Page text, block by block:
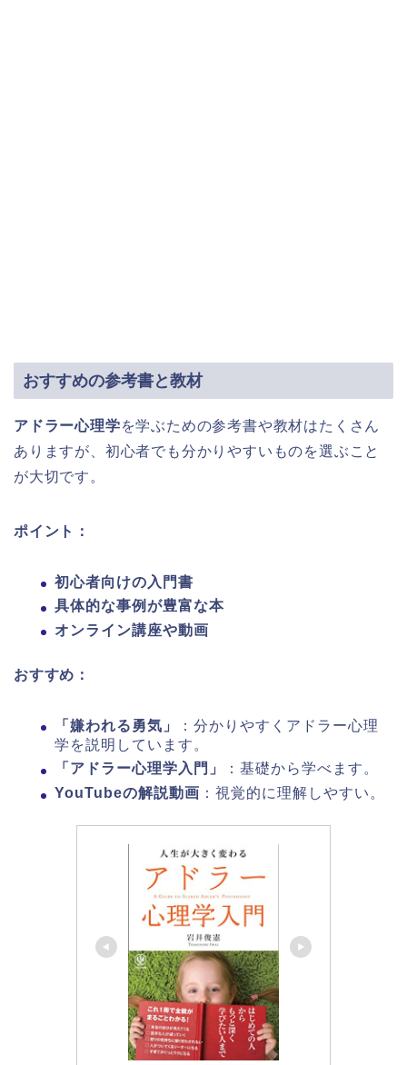
おすすめの参考書と教材
アドラー心理学を学ぶための参考書や教材はたくさん
ありますが、初心者でも分かりやすいものを選ぶこと
が大切です。
ポイント：
初心者向けの入門書
具体的な事例が豊富な本
オンライン講座や動画
おすすめ：
「嫌われる勇気」
：分かりやすくアドラー心理
学を説明しています。
「アドラー心理学入門」
：基礎から学べます。
YouTubeの解説動画 ：視覚的に理解しやすい。